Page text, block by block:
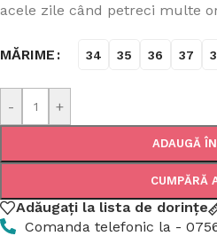
acele zile când petreci multe
MĂRIME 34 35 36 37
- +
ADAUGĂ
CUMPĂRĂ
Adăugați la lista de dorințe
Comanda telefonic la -